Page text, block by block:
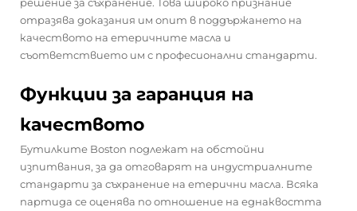
отразява доказания им опит в поддържането на
качеството на етеричните масла и
съответствието им с професионални стандарти.
Функции за гаранция на
качеството
Бутилките Boston подлежат на обстойни
изпитвания, за да отговарят на индустриалните
стандарти за съхранение на етерични масла. Всяка
партида се оценява по отношение на еднаквостта